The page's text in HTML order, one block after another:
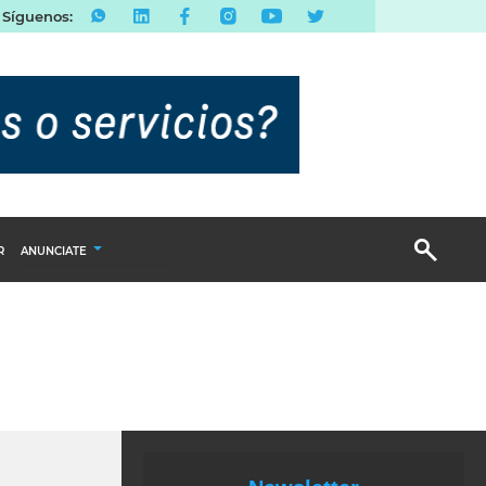
Síguenos:
ANUNCIATE